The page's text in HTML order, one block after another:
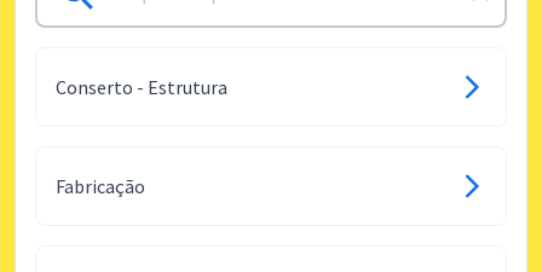
Conserto - Estrutura
Fabricação